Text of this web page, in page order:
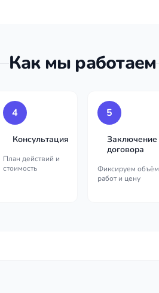
Как мы работаем
4
Консультация
План действий и
стоимость
5
Заключение
договора
Фиксируем объём
работ и цену